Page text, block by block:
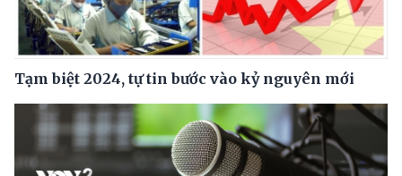
Tạm biệt 2024, tự tin bước vào kỷ nguyên mới